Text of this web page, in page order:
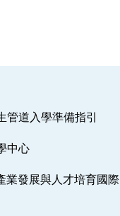
管道入學準備指引
中心
業發展與人才培育國際